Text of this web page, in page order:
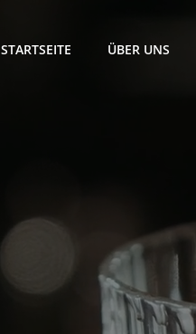
STARTSEITE ÜBER UNS